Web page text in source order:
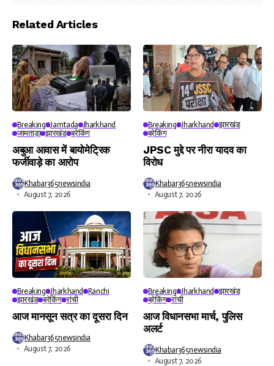
Player
Related Articles
Breaking Jamtada Jharkhand
जामताड़ा झारखंड ब्रेकिंग
अबुआ आवास में बायोमेट्रिक
फर्जीवाड़े का आरोप
Khabar365newsindia
August 7, 2026
Breaking Jharkhand
झारखंड
ब्रेकिंग
JPSC मुद्दे पर नीरा यादव का
विरोध
Khabar365newsindia
August 7, 2026
Breaking Jharkhand
Ranchi
झारखंड ब्रेकिंग रांची
आज मानसून सत्र का दूसरा दिन
Khabar365newsindia
August 7, 2026
Breaking Jharkhand
झारखंड
ब्रेकिंग रांची
आज विधानसभा मार्च, पुलिस
अलर्ट
Khabar365newsindia
August 7, 2026